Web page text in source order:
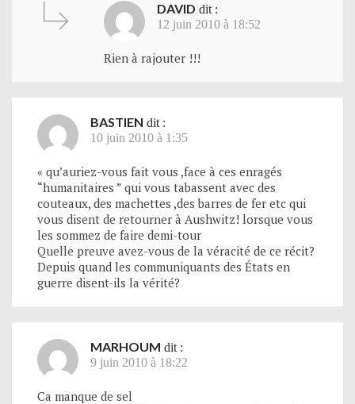
DAVID dit :
12 juin 2010 à 18:52
Rien à rajouter !!!
BASTIEN dit :
10 juin 2010 à 1:35
« qu’auriez-vous fait vous ,face à ces enragés
“humanitaires ” qui vous tabassent avec des
couteaux, des machettes ,des barres de fer etc qui
vous disent de retourner à Aushwitz! lorsque vous
les sommez de faire demi-tour
Quelle preuve avez-vous de la véracité de ce récit?
Depuis quand les communiquants des États en
guerre disent-ils la vérité?
MARHOUM dit :
9 juin 2010 à 18:22
Ca manque de sel